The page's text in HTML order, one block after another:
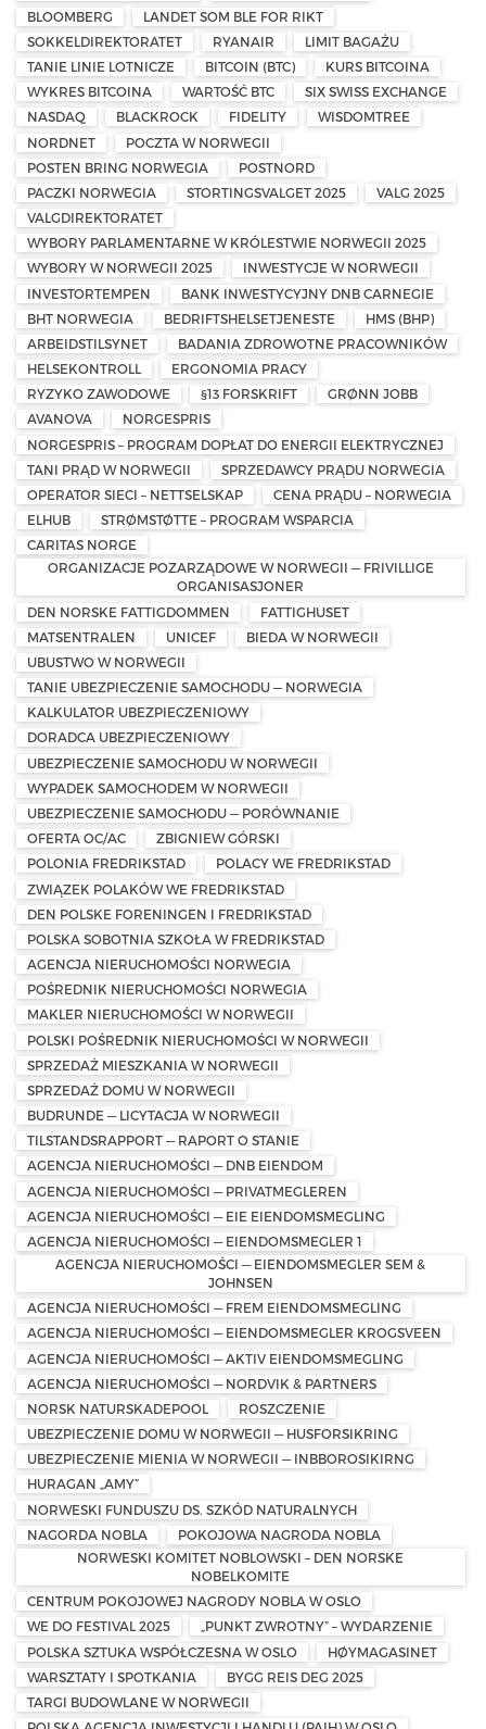
BLOOMBERG
LANDET SOM BLE FOR RIKT
SOKKELDIREKTORATET
RYANAIR
LIMIT BAGAŻU
TANIE LINIE LOTNICZE
BITCOIN (BTC)
KURS BITCOINA
WYKRES BITCOINA
WARTOŚĆ BTC
SIX SWISS EXCHANGE
NASDAQ
BLACKROCK FIDELITY
WISDOMTREE
NORDNET
POCZTA W NORWEGII
POSTEN BRING NORWEGIA
POSTNORD
PACZKI NORWEGIA
STORTINGSVALGET 2025
VALG 2025
VALGDIREKTORATET
WYBORY PARLAMENTARNE W KRÓLESTWIE NORWEGII 2025
WYBORY W NORWEGII 2025
INWESTYCJE W NORWEGII
INVESTORTEMPEN
BANK INWESTYCYJNY DNB CARNEGIE
BHT NORWEGIA
BEDRIFTSHELSETJENESTE
HMS (BHP)
ARBEIDSTILSYNET
BADANIA ZDROWOTNE PRACOWNIKÓW
HELSEKONTROLL
ERGONOMIA PRACY
RYZYKO ZAWODOWE
§13 FORSKRIFT
GRØNN JOBB
AVANOVA
NORGESPRIS
NORGESPRIS – PROGRAM DOPŁAT DO ENERGII ELEKTRYCZNEJ
TANI PRĄD W NORWEGII
SPRZEDAWCY PRĄDU NORWEGIA
OPERATOR SIECI – NETTSELSKAP
CENA PRĄDU – NORWEGIA
ELHUB
STRØMSTØTTE – PROGRAM WSPARCIA
CARITAS NORGE
ORGANIZACJE POZARZĄDOWE W NORWEGII — FRIVILLIGE
ORGANISASJONER
DEN NORSKE FATTIGDOMMEN
FATTIGHUSET
MATSENTRALEN
UNICEF
BIEDA W NORWEGII
UBUSTWO W NORWEGII
TANIE UBEZPIECZENIE SAMOCHODU — NORWEGIA
KALKULATOR UBEZPIECZENIOWY
DORADCA UBEZPIECZENIOWY
UBEZPIECZENIE SAMOCHODU W NORWEGII
WYPADEK SAMOCHODEM W NORWEGII
UBEZPIECZENIE SAMOCHODU — PORÓWNANIE
OFERTA OC/AC
ZBIGNIEW GÓRSKI
POLONIA FREDRIKSTAD
POLACY WE FREDRIKSTAD
ZWIĄZEK POLAKÓW WE FREDRIKSTAD
DEN POLSKE FORENINGEN I FREDRIKSTAD
POLSKA SOBOTNIA SZKOŁA W FREDRIKSTAD
AGENCJA NIERUCHOMOŚCI NORWEGIA
POŚREDNIK NIERUCHOMOŚCI NORWEGIA
MAKLER NIERUCHOMOŚCI W NORWEGII
POLSKI POŚREDNIK NIERUCHOMOŚCI W NORWEGII
SPRZEDAŻ MIESZKANIA W NORWEGII
SPRZEDAŻ DOMU W NORWEGII
BUDRUNDE — LICYTACJA W NORWEGII
TILSTANDSRAPPORT — RAPORT O STANIE
AGENCJA NIERUCHOMOŚCI — DNB EIENDOM
AGENCJA NIERUCHOMOŚCI — PRIVATMEGLEREN
AGENCJA NIERUCHOMOŚCI — EIE EIENDOMSMEGLING
AGENCJA NIERUCHOMOŚCI — EIENDOMSMEGLER 1
AGENCJA NIERUCHOMOŚCI — EIENDOMSMEGLER SEM &
JOHNSEN
AGENCJA NIERUCHOMOŚCI — FREM EIENDOMSMEGLING
AGENCJA NIERUCHOMOŚCI — EIENDOMSMEGLER KROGSVEEN
AGENCJA NIERUCHOMOŚCI — AKTIV EIENDOMSMEGLING
AGENCJA NIERUCHOMOŚCI — NORDVIK & PARTNERS
NORSK NATURSKADEPOOL
ROSZCZENIE
UBEZPIECZENIE DOMU W NORWEGII — HUSFORSIKRING
UBEZPIECZENIE MIENIA W NORWEGII — INBBOROSIKIRNG
HURAGAN „AMY”
NORWESKI FUNDUSZU DS. SZKÓD NATURALNYCH
NAGORDA NOBLA
POKOJOWA NAGRODA NOBLA
NORWESKI KOMITET NOBLOWSKI – DEN NORSKE
NOBELKOMITE
CENTRUM POKOJOWEJ NAGRODY NOBLA W OSLO
WE DO FESTIVAL 2025
„PUNKT ZWROTNY” – WYDARZENIE
POLSKA SZTUKA WSPÓŁCZESNA W OSLO
HØYMAGASINET
WARSZTATY I SPOTKANIA
BYGG REIS DEG 2025
TARGI BUDOWLANE W NORWEGII